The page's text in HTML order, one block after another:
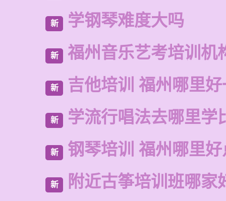
新 学钢琴难度大吗
新 福州音乐艺考培训机
新 吉他培训 福州哪里
新 学流行唱法去哪里学
新 钢琴培训 福州哪里
新 附近古筝培训班哪家